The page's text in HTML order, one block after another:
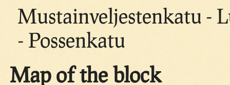
Mustainveljestenkatu -
- Possenkatu
Map of the block